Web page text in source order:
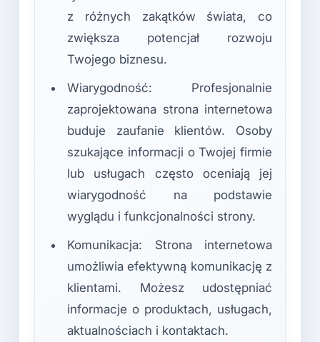
z różnych zakątków świata, co
zwiększa potencjał rozwoju
Twojego biznesu.
Wiarygodność: Profesjonalnie
zaprojektowana strona internetowa
buduje zaufanie klientów. Osoby
szukające informacji o Twojej firmie
lub usługach często oceniają jej
wiarygodność na podstawie
wyglądu i funkcjonalności strony.
Komunikacja: Strona internetowa
umożliwia efektywną komunikację z
klientami. Możesz udostępniać
informacje o produktach, usługach,
aktualnościach i kontaktach.